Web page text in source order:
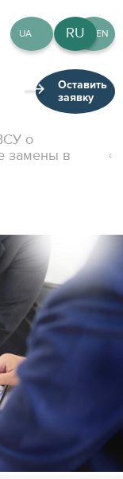
RU
UA EN
Оставить
заявку
о
замены в